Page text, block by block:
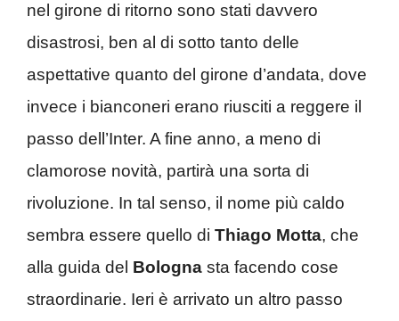
nel girone di ritorno sono stati davvero
disastrosi, ben al di sotto tanto delle
aspettative quanto del girone d’andata, dove
invece i bianconeri erano riusciti a reggere il
passo dell’Inter. A fine anno, a meno di
clamorose novità, partirà una sorta di
rivoluzione. In tal senso, il nome più caldo
sembra essere quello di Thiago Motta, che
alla guida del Bologna sta facendo cose
straordinarie. Ieri è arrivato un altro passo